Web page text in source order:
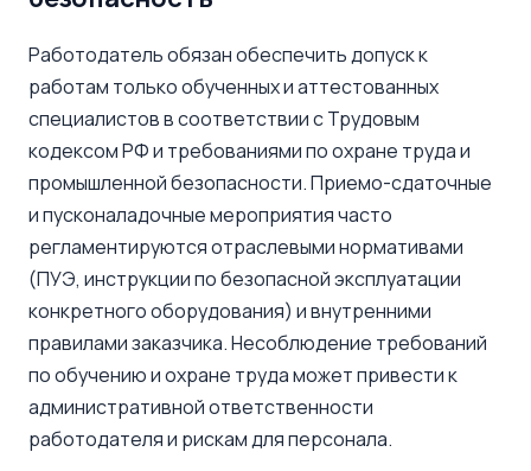
Работодатель обязан обеспечить допуск к
работам только обученных и аттестованных
специалистов в соответствии с Трудовым
кодексом РФ и требованиями по охране труда и
промышленной безопасности. Приемо-сдаточные
и пусконаладочные мероприятия часто
регламентируются отраслевыми нормативами
(ПУЭ, инструкции по безопасной эксплуатации
конкретного оборудования) и внутренними
правилами заказчика. Несоблюдение требований
по обучению и охране труда может привести к
административной ответственности
работодателя и рискам для персонала.